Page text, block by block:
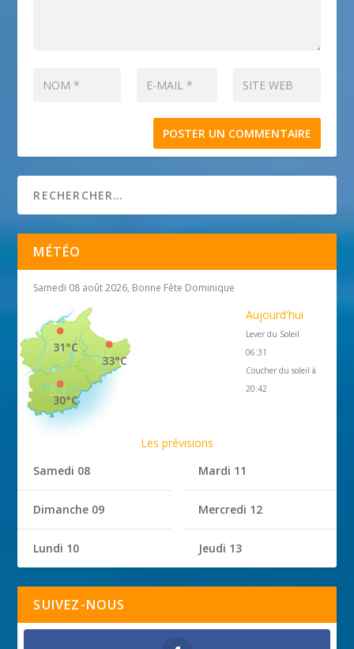
MÉTÉO
Samedi 08 août 2026, Bonne Fête Dominique
33°C
31°C
30°C
Aujourd'hui
Lever du Soleil
06:31
Coucher du soleil à
20:42
Les prévisions
Samedi 08
Dimanche 09
Lundi 10
Mardi 11
Mercredi 12
Jeudi 13
SUIVEZ-NOUS